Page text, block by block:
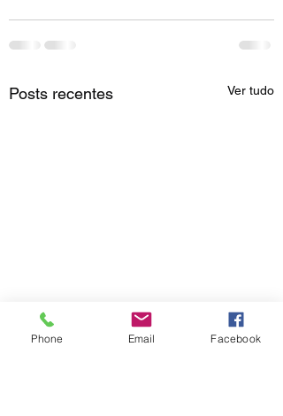
Posts recentes Ver tudo
Phone Email Facebook